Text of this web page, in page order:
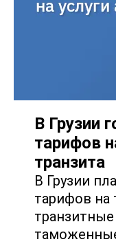
В Грузии
тарифов
транзита
В Грузии
тарифов на